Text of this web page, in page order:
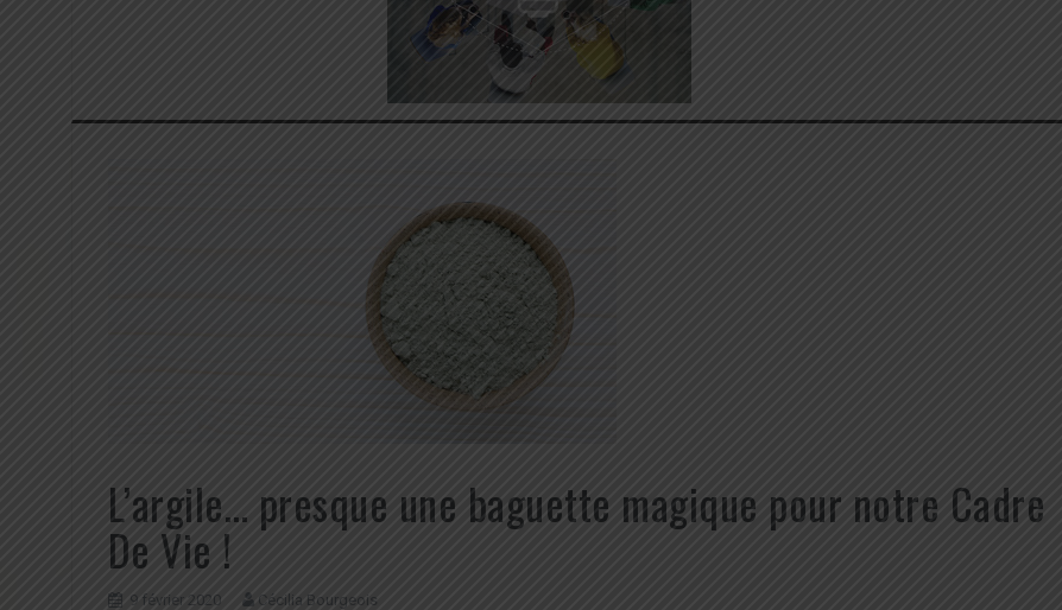
L’argile… presque une baguette magique pour notre Cadre
De Vie !
9 février 2020 Cécilia Bourgeois